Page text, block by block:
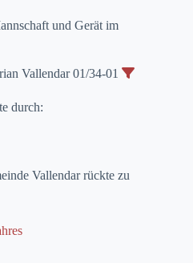
und Gerät im
Vallendar 01/34-01
durch:
Vallendar rückte zu